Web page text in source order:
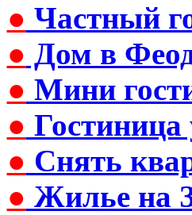
● Частный
● Дом в
● Мини
●
● Снять
● Жилье на